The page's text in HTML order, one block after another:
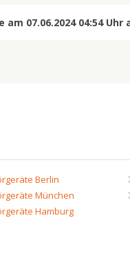
07.06.2024 04:54
Berlin
München
Hamburg